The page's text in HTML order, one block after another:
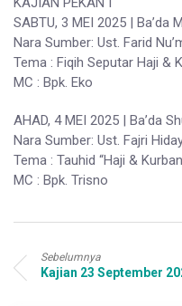
SABTU, 3 MEI 2025 | Ba’da
Nara Sumber: Ust. Farid
Tema : Fiqih Seputar Haji &
MC : Bpk. Eko
AHAD, 4 MEI 2025 | Ba’da
Nara Sumber: Ust. Fajri
Tema : Tauhid “Haji &
MC : Bpk. Trisno
Sebelumnya
Kajian 23 September